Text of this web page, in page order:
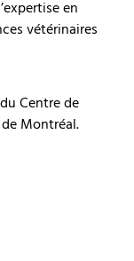
en
vétérinaires
Centre de
Montréal.